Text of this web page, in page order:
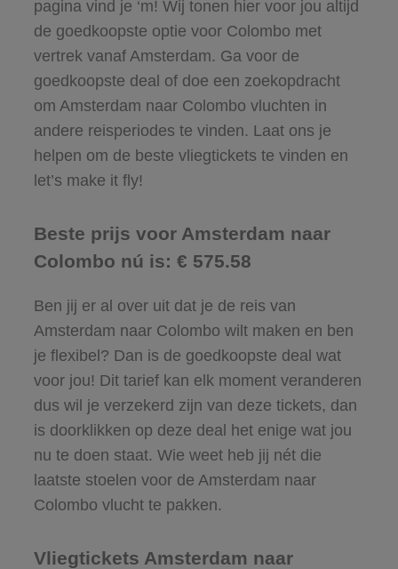
pagina vind je ‘m! Wij tonen hier voor jou altijd
de goedkoopste optie voor Colombo met
vertrek vanaf Amsterdam. Ga voor de
goedkoopste deal of doe een zoekopdracht
om Amsterdam naar Colombo vluchten in
andere reisperiodes te vinden. Laat ons je
helpen om de beste vliegtickets te vinden en
let’s make it fly!
Beste prijs voor Amsterdam naar
Colombo nú is: € 575.58
Ben jij er al over uit dat je de reis van
Amsterdam naar Colombo wilt maken en ben
je flexibel? Dan is de goedkoopste deal wat
voor jou! Dit tarief kan elk moment veranderen
dus wil je verzekerd zijn van deze tickets, dan
is doorklikken op deze deal het enige wat jou
nu te doen staat. Wie weet heb jij nét die
laatste stoelen voor de Amsterdam naar
Colombo vlucht te pakken.
Vliegtickets Amsterdam naar